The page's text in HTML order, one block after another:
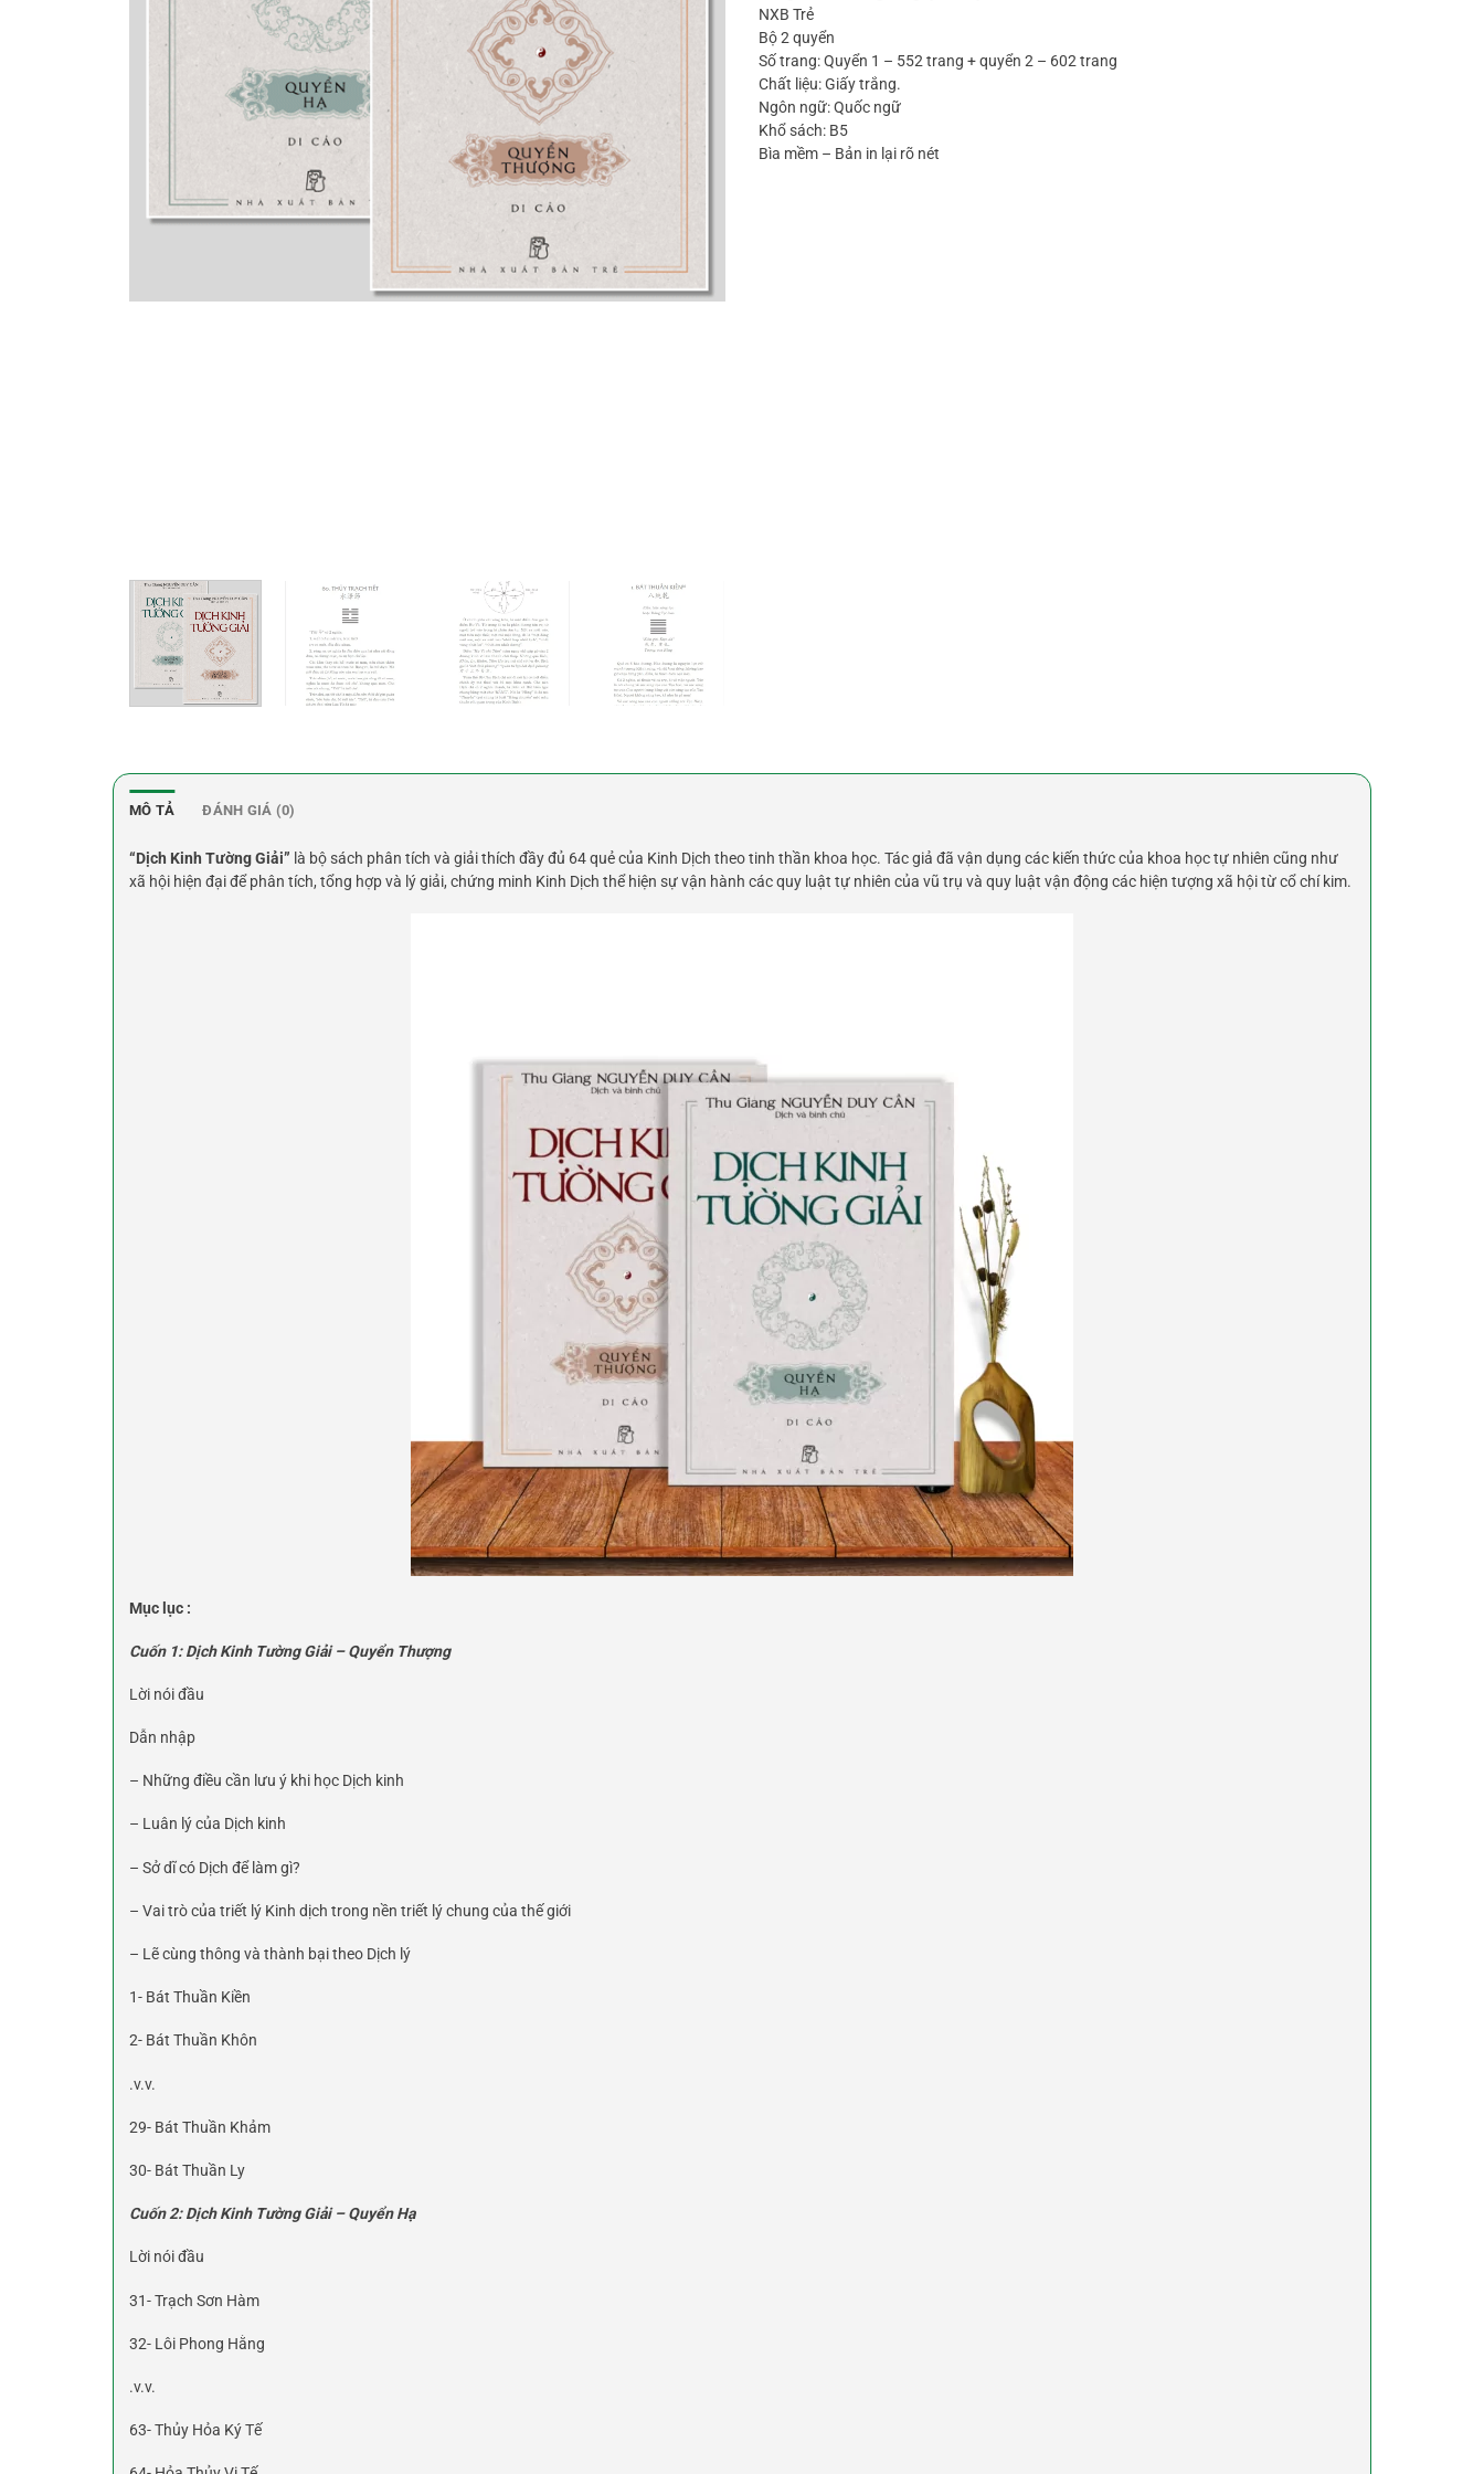
NXB Trẻ
Bộ 2 quyển
Số trang: Quyển 1 – 552 trang + quyển 2 – 602 trang
Chất liệu: Giấy trắng.
Ngôn ngữ: Quốc ngữ
Khổ sách: B5
Bìa mềm – Bản in lại rõ nét
MÔ TẢ ĐÁNH GIÁ (0)
“Dịch Kinh Tường Giải” là bộ sách phân tích và giải thích đầy đủ 64 quẻ của Kinh Dịch theo tinh thần khoa học. Tác giả đã vận dụng các kiến thức của khoa học tự nhiên cũng như
xã hội hiện đại để phân tích, tổng hợp và lý giải, chứng minh Kinh Dịch thể hiện sự vận hành các quy luật tự nhiên của vũ trụ và quy luật vận động các hiện tượng xã hội từ cổ chí kim.
Mục lục :
Cuốn 1: Dịch Kinh Tường Giải – Quyển Thượng
Lời nói đầu
Dẫn nhập
– Những điều cần lưu ý khi học Dịch kinh
– Luân lý của Dịch kinh
– Sở dĩ có Dịch để làm gì?
– Vai trò của triết lý Kinh dịch trong nền triết lý chung của thế giới
– Lẽ cùng thông và thành bại theo Dịch lý
1- Bát Thuần Kiền
2- Bát Thuần Khôn
.v.v.
29- Bát Thuần Khảm
30- Bát Thuần Ly
Cuốn 2: Dịch Kinh Tường Giải – Quyển Hạ
Lời nói đầu
31- Trạch Sơn Hàm
32- Lôi Phong Hằng
.v.v.
63- Thủy Hỏa Ký Tế